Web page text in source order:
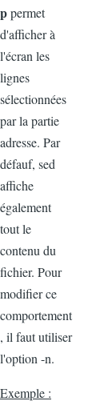
ppermet
d'afficher à
l'écran les
lignes
sélectionnées
par la partie
adresse. Par
défauf, sed
affiche
également
tout le
contenu du
fichier. Pour
modifier ce
comportement
, il faut utiliser
l'option -n.
Exemple :